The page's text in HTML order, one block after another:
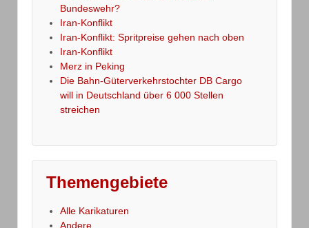
Bundeswehr?
Iran-Konflikt
Iran-Konflikt: Spritpreise gehen nach oben
Iran-Konflikt
Merz in Peking
Die Bahn-Güterverkehrstochter DB Cargo
will in Deutschland über 6 000 Stellen
streichen
Themengebiete
Alle Karikaturen
Andere